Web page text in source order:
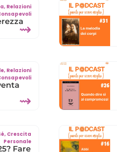
, Relazioni
⇝
, Relazioni
⇝
, Crescita
Personale
Fare